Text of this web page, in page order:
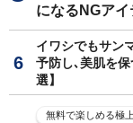
になるNGアイ
イワシでもサン
予防し､美肌を
選】
無料で楽しめる極